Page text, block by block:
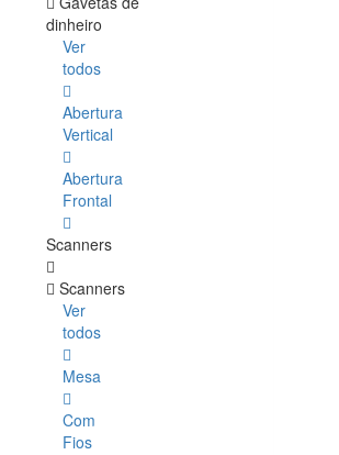
dinheiro
Ver
todos
Abertura
Vertical
Abertura
Frontal
Scanners
Scanners
Ver
todos
Mesa
Com
Fios